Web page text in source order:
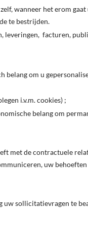
wanneer het erom
te bestrijden.
leveringen, facturen,
om u
i.v.m. cookies) ;
belang om
met de contractuele
uw
uw sollicitatievragen te